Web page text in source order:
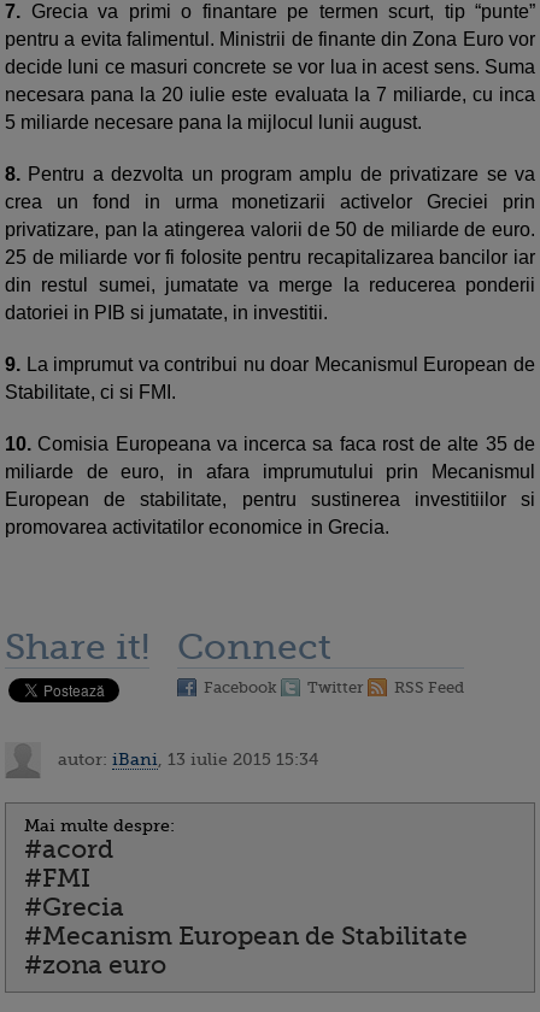
7. Grecia va primi o finantare pe termen scurt, tip “punte”
pentru a evita falimentul. Ministrii de finante din Zona Euro vor
decide luni ce masuri concrete se vor lua in acest sens. Suma
necesara pana la 20 iulie este evaluata la 7 miliarde, cu inca
5 miliarde necesare pana la mijlocul lunii august.
8. Pentru a dezvolta un program amplu de privatizare se va
crea un fond in urma monetizarii activelor Greciei prin
privatizare, pan la atingerea valorii de 50 de miliarde de euro.
25 de miliarde vor fi folosite pentru recapitalizarea bancilor iar
din restul sumei, jumatate va merge la reducerea ponderii
datoriei in PIB si jumatate, in investitii.
9. La imprumut va contribui nu doar Mecanismul European de
Stabilitate, ci si FMI.
10. Comisia Europeana va incerca sa faca rost de alte 35 de
miliarde de euro, in afara imprumutului prin Mecanismul
European de stabilitate, pentru sustinerea investitiilor si
promovarea activitatilor economice in Grecia.
Share it! Connect
Facebook Twitter RSS Feed
autor: iBani , 13 iulie 2015 15:34
Mai multe despre:
#acord
#FMI
#Grecia
#Mecanism European de Stabilitate
#zona euro